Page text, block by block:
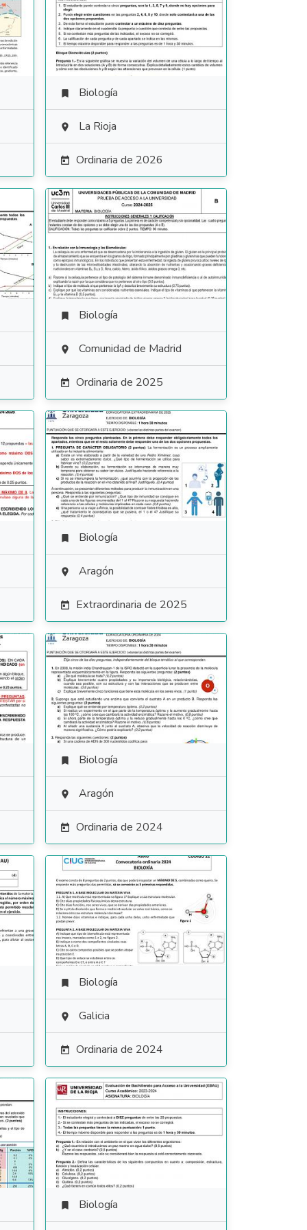
 Biología
 La Rioja
 Ordinaria de 2026
 Biología
 Comunidad de Madrid
 Ordinaria de 2025
 Biología
 Aragón
 Extraordinaria de 2025
 Biología
 Aragón
 Ordinaria de 2024
 Biología
 Galicia
 Ordinaria de 2024
 Biología